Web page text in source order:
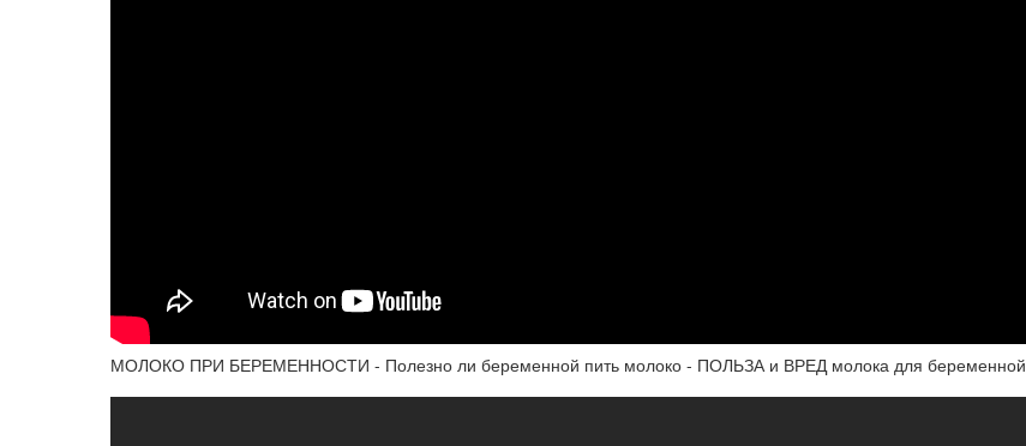
МОЛОКО ПРИ БЕРЕМЕННОСТИ - Полезно ли беременной пить молоко - ПОЛЬЗА и ВРЕД молока для беременной